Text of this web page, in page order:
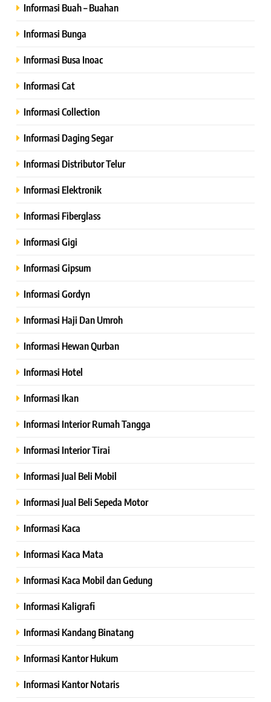
Informasi Buah – Buahan
Informasi Bunga
Informasi Busa Inoac
Informasi Cat
Informasi Collection
Informasi Daging Segar
Informasi Distributor Telur
Informasi Elektronik
Informasi Fiberglass
Informasi Gigi
Informasi Gipsum
Informasi Gordyn
Informasi Haji Dan Umroh
Informasi Hewan Qurban
Informasi Hotel
Informasi Ikan
Informasi Interior Rumah Tangga
Informasi Interior Tirai
Informasi Jual Beli Mobil
Informasi Jual Beli Sepeda Motor
Informasi Kaca
Informasi Kaca Mata
Informasi Kaca Mobil dan Gedung
Informasi Kaligrafi
Informasi Kandang Binatang
Informasi Kantor Hukum
Informasi Kantor Notaris